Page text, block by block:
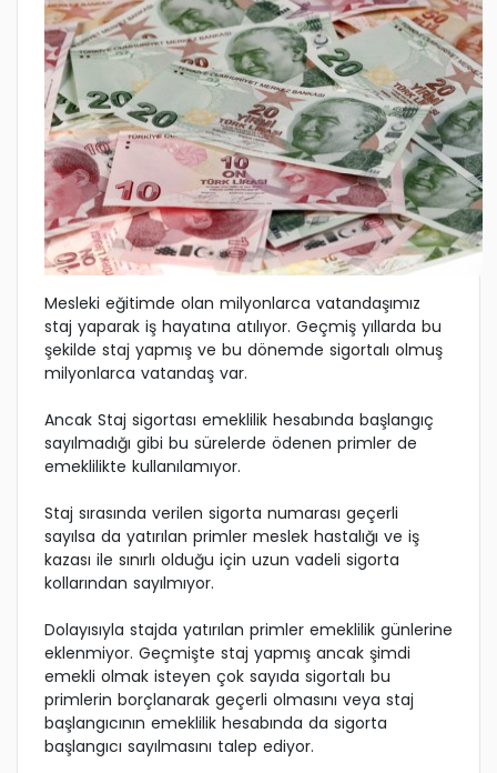
Mesleki eğitimde olan milyonlarca vatandaşımız
staj yaparak iş hayatına atılıyor. Geçmiş yıllarda bu
şekilde staj yapmış ve bu dönemde sigortalı olmuş
milyonlarca vatandaş var.
Ancak Staj sigortası emeklilik hesabında başlangıç
sayılmadığı gibi bu sürelerde ödenen primler de
emeklilikte kullanılamıyor.
Staj sırasında verilen sigorta numarası geçerli
sayılsa da yatırılan primler meslek hastalığı ve iş
kazası ile sınırlı olduğu için uzun vadeli sigorta
kollarından sayılmıyor.
Dolayısıyla stajda yatırılan primler emeklilik günlerine
eklenmiyor. Geçmişte staj yapmış ancak şimdi
emekli olmak isteyen çok sayıda sigortalı bu
primlerin borçlanarak geçerli olmasını veya staj
başlangıcının emeklilik hesabında da sigorta
başlangıcı sayılmasını talep ediyor.